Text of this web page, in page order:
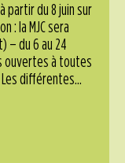
partir du 8 juin sur
: la MJC sera
– du 6 au 24
ouvertes à toutes
différentes...